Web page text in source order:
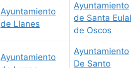
Ayuntamiento
de Llanes
Ayuntamiento
de Santa
de Oscos
Ayuntamiento
Ayuntamiento
De Santo